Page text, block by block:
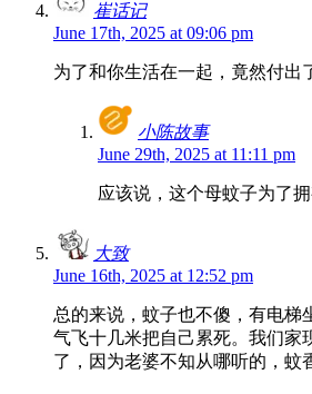
崔话记
June 17th, 2025 at 09:06 pm
为了和你生活在一起，竟然付出
小陈故事
June 29th, 2025 at 11:11 pm
应该说，这个母蚊子为了拥
大致
June 16th, 2025 at 12:52 pm
总的来说，蚊子也不傻，有电梯
气飞十几米把自己累死。我们家
了，因为老婆不知从哪听的，蚊